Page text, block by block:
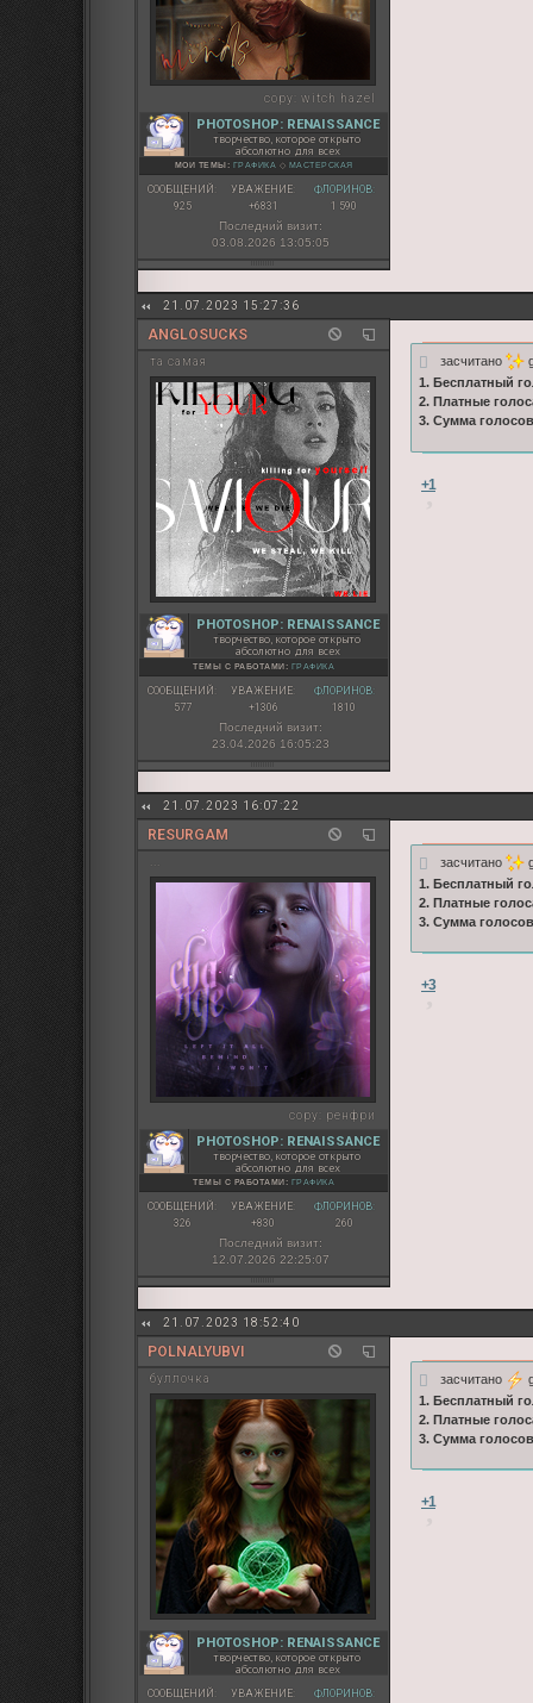
copy: witch hazel
PHOTOSHOP: RENAISSANCE
творчество, которое открыто
абсолютно для всех
МОИ ТЕМЫ: ГРАФИКА ◇ МАСТЕРСКАЯ
СООБЩЕНИЙ:
925
УВАЖЕНИЕ:
+6831
ФЛОРИНОВ:
1 590
Последний визит:
03.08.2026 13:05:05
21.07.2023 15:27:36
ANGLOSUCKS
та самая
PHOTOSHOP: RENAISSANCE
творчество, которое открыто
абсолютно для всех
ТЕМЫ С РАБОТАМИ: ГРАФИКА
СООБЩЕНИЙ:
577
УВАЖЕНИЕ:
+1306
ФЛОРИНОВ:
1810
Последний визит:
23.04.2026 16:05:23
засчитано
1. Бесплатный
2. Платные
3. Сумма
+1
21.07.2023 16:07:22
RESURGAM
...
copy: ренфри
PHOTOSHOP: RENAISSANCE
творчество, которое открыто
абсолютно для всех
ТЕМЫ С РАБОТАМИ: ГРАФИКА
СООБЩЕНИЙ:
326
УВАЖЕНИЕ:
+830
ФЛОРИНОВ:
260
Последний визит:
12.07.2026 22:25:07
засчитано
1. Бесплатный
2. Платные
3. Сумма
+3
21.07.2023 18:52:40
POLNALYUBVI
буллочка
PHOTOSHOP: RENAISSANCE
творчество, которое открыто
абсолютно для всех
СООБЩЕНИЙ:
УВАЖЕНИЕ:
ФЛОРИНОВ:
засчитано
1. Бесплатный
2. Платные
3. Сумма
+1